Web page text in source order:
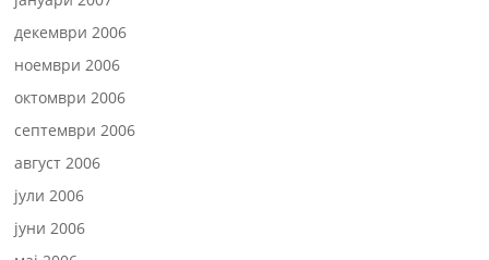
декември 2006
ноември 2006
октомври 2006
септември 2006
август 2006
јули 2006
јуни 2006